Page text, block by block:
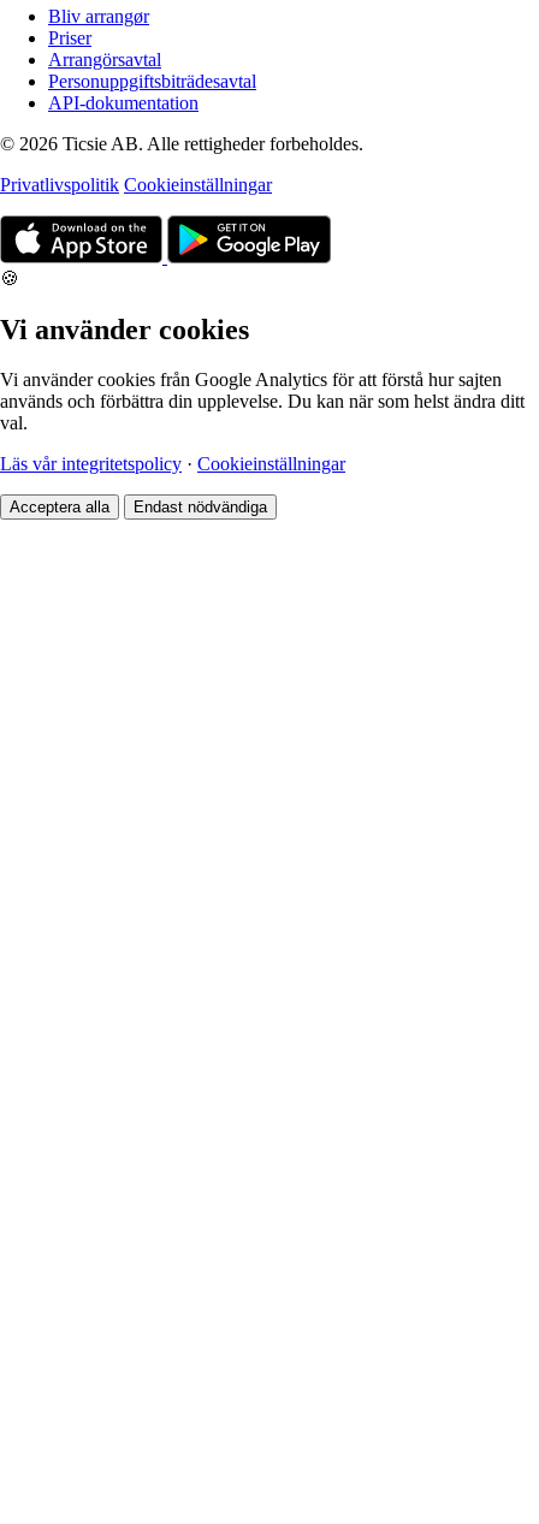
Bliv arrangør
Priser
Arrangörsavtal
Personuppgiftsbiträdesavtal
API-dokumentation
© 2026 Ticsie AB. Alle rettigheder forbeholdes.
Privatlivspolitik Cookieinställningar
🍪
Vi använder cookies
Vi använder cookies från Google Analytics för att förstå hur sajten
används och förbättra din upplevelse. Du kan när som helst ändra ditt
val.
Läs vår integritetspolicy · Cookieinställningar
Acceptera alla Endast nödvändiga